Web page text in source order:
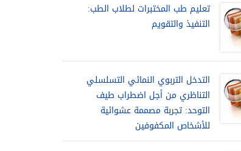
تعليم طب المختبرات لطلاب الطب:
التنفيذ والتقويم
التدخل التربوي النمائي التسلسلي
التناظري من أجل اضطراب طيف
التوحد: تجربة مصممة عشوائية
للأشخاص المكفوفين